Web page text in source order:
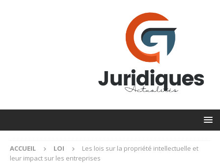
ACCUEIL LOI
Les lois sur la propriété intellectuelle et
leur impact sur les entreprises